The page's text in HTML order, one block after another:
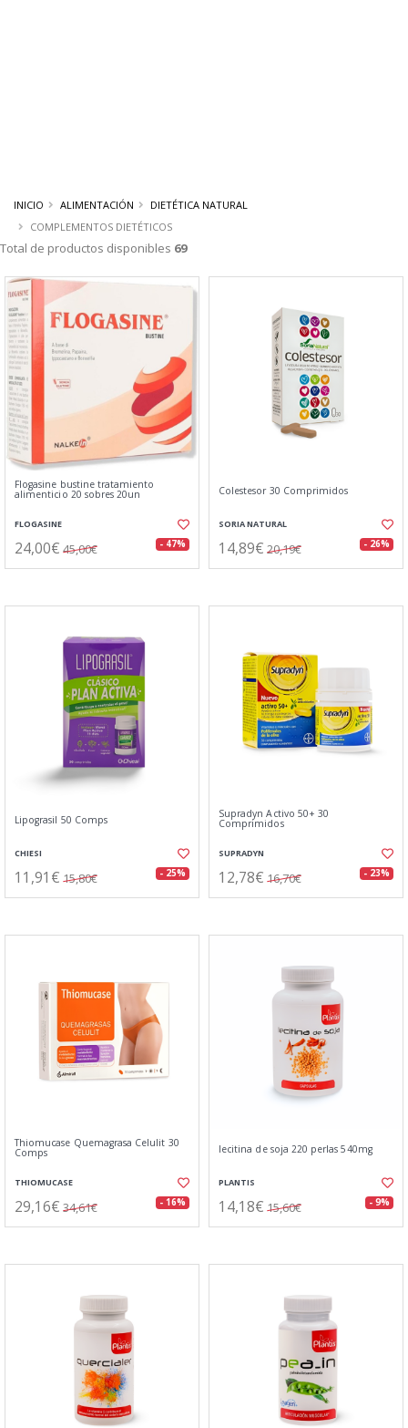
INICIO ALIMENTACIÓN
DIETÉTICA NATURAL
COMPLEMENTOS DIETÉTICOS
Total de productos disponibles 69
Flogasine bustine tratamiento
alimenticio 20 sobres 20un
FLOGASINE
24,00€ 45,00€ - 47%
Colestesor 30 Comprimidos
SORIA NATURAL
14,89€ 20,19€ - 26%
Lipograsil 50 Comps
CHIESI
11,91€ 15,80€ - 25%
Supradyn Activo 50+ 30
Comprimidos
SUPRADYN
12,78€ 16,70€ - 23%
Thiomucase Quemagrasa Celulit 30
Comps
THIOMUCASE
29,16€ 34,61€ - 16%
lecitina de soja 220 perlas 540mg
PLANTIS
14,18€ 15,60€ - 9%